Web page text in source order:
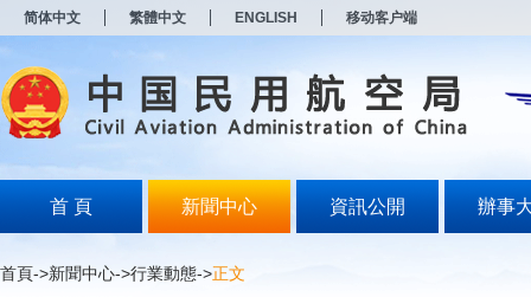
简体中文 繁體中文 ENGLISH 移动客户端
首 頁 新聞中心 資訊公開 辦事
首頁->新聞中心->行業動態->正文
打
开
无
障
说
按
Alt